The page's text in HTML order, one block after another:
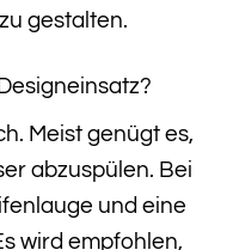
gestalten.
Meist genügt es,
abzuspülen. Bei
und eine
wird empfohlen,